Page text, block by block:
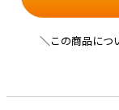
＼この商品につ